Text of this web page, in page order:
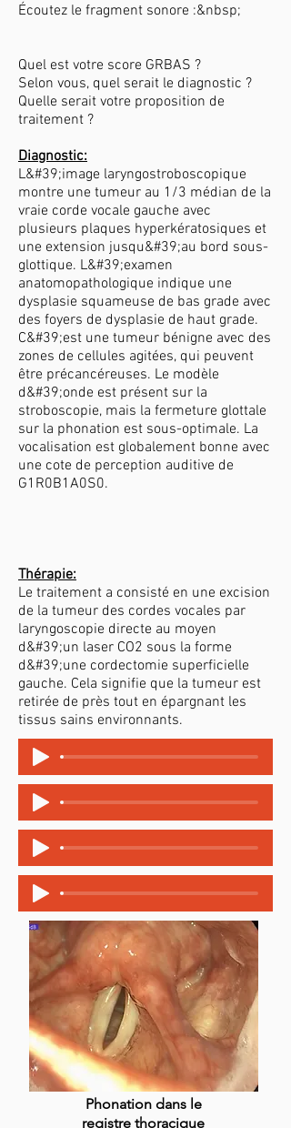
Écoutez le fragment sonore :&nbsp;
Quel est votre score GRBAS ?
Selon vous, quel serait le diagnostic ?
Quelle serait votre proposition de
traitement ?
Diagnostic:
L&#39;image laryngostroboscopique
montre une tumeur au 1/3 médian de la
vraie corde vocale gauche avec
plusieurs plaques hyperkératosiques et
une extension jusqu&#39;au bord sous-
glottique. L&#39;examen
anatomopathologique indique une
dysplasie squameuse de bas grade avec
des foyers de dysplasie de haut grade.
C&#39;est une tumeur bénigne avec des
zones de cellules agitées, qui peuvent
être précancéreuses. Le modèle
d&#39;onde est présent sur la
stroboscopie, mais la fermeture glottale
sur la phonation est sous-optimale. La
vocalisation est globalement bonne avec
une cote de perception auditive de
G1R0B1A0S0.
Thérapie:
Le traitement a consisté en une excision
de la tumeur des cordes vocales par
laryngoscopie directe au moyen
d&#39;un laser CO2 sous la forme
d&#39;une cordectomie superficielle
gauche. Cela signifie que la tumeur est
retirée de près tout en épargnant les
tissus sains environnants.
Phonation dans le
registre thoracique